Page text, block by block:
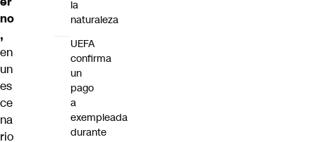
no
,
en
un
es
ce
na
rio
la
naturaleza
UEFA
confirma
un
pago
a
exempleada
durante